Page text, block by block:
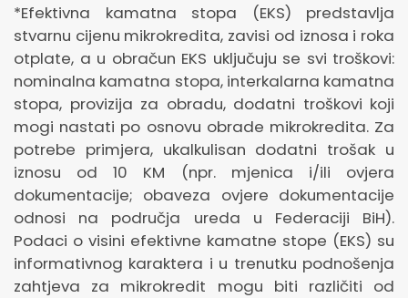
*Efektivna kamatna stopa (EKS) predstavlja
stvarnu cijenu mikrokredita, zavisi od iznosa i roka
otplate, a u obračun EKS uključuju se svi troškovi:
nominalna kamatna stopa, interkalarna kamatna
stopa, provizija za obradu, dodatni troškovi koji
mogi nastati po osnovu obrade mikrokredita. Za
potrebe primjera, ukalkulisan dodatni trošak u
iznosu od 10 KM (npr. mjenica i/ili ovjera
dokumentacije; obaveza ovjere dokumentacije
odnosi na područja ureda u Federaciji BiH).
Podaci o visini efektivne kamatne stope (EKS) su
informativnog karaktera i u trenutku podnošenja
zahtjeva za mikrokredit mogu biti različiti od